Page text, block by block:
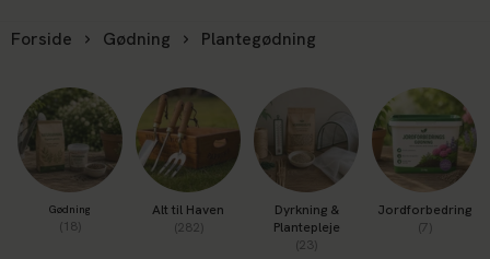
Forside Gødning Plantegødning
Gødning
(18)
Alt til Haven
(282)
Dyrkning &
Plantepleje
(23)
Jordforbedring
(7)